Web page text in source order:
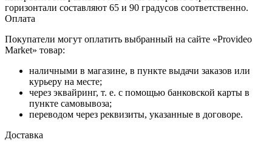
горизонтали составляют 65 и 90 градусов соответственно.
Оплата
Покупатели могут оплатить выбранный на сайте «Provideo
Market» товар:
наличными в магазине, в пункте выдачи заказов или
курьеру на месте;
через эквайринг, т. е. с помощью банковской карты в
пункте самовывоза;
переводом через реквизиты, указанные в договоре.
Доставка